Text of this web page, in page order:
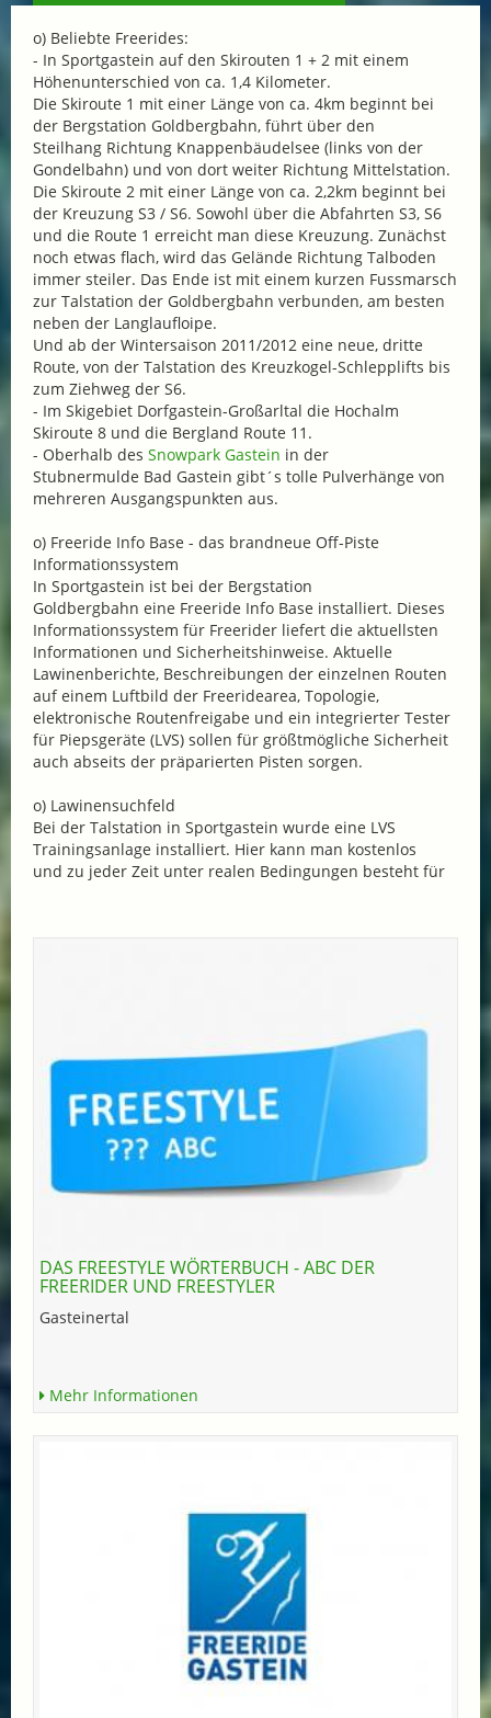
o) Beliebte Freerides:
- In Sportgastein auf den Skirouten 1 + 2 mit einem
Höhenunterschied von ca. 1,4 Kilometer.
Die Skiroute 1 mit einer Länge von ca. 4km beginnt bei
der Bergstation Goldbergbahn, führt über den
Steilhang Richtung Knappenbäudelsee (links von der
Gondelbahn) und von dort weiter Richtung Mittelstation.
Die Skiroute 2 mit einer Länge von ca. 2,2km beginnt bei
der Kreuzung S3 / S6. Sowohl über die Abfahrten S3, S6
und die Route 1 erreicht man diese Kreuzung. Zunächst
noch etwas flach, wird das Gelände Richtung Talboden
immer steiler. Das Ende ist mit einem kurzen Fussmarsch
zur Talstation der Goldbergbahn verbunden, am besten
neben der Langlaufloipe.
Und ab der Wintersaison 2011/2012 eine neue, dritte
Route, von der Talstation des Kreuzkogel-Schlepplifts bis
zum Ziehweg der S6.
- Im Skigebiet Dorfgastein-Großarltal die Hochalm
Skiroute 8 und die Bergland Route 11.
- Oberhalb des Snowpark Gastein in der
Stubnermulde Bad Gastein gibt´s tolle Pulverhänge von
mehreren Ausgangspunkten aus.
o) Freeride Info Base - das brandneue Off-Piste
Informationssystem
In Sportgastein ist bei der Bergstation
Goldbergbahn eine Freeride Info Base installiert. Dieses
Informationssystem für Freerider liefert die aktuellsten
Informationen und Sicherheitshinweise. Aktuelle
Lawinenberichte, Beschreibungen der einzelnen Routen
auf einem Luftbild der Freeridearea, Topologie,
elektronische Routenfreigabe und ein integrierter Tester
für Piepsgeräte (LVS) sollen für größtmögliche Sicherheit
auch abseits der präparierten Pisten sorgen.
o) Lawinensuchfeld
Bei der Talstation in Sportgastein wurde eine LVS
Trainingsanlage installiert. Hier kann man kostenlos
und zu jeder Zeit unter realen Bedingungen besteht für
DAS FREESTYLE WÖRTERBUCH - ABC DER
FREERIDER UND FREESTYLER
Gasteinertal
Mehr Informationen